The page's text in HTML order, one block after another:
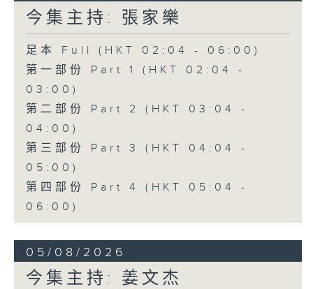
今集主持: 張家樂
足本 Full (HKT 02:04 - 06:00)
第一部份 Part 1 (HKT 02:04 -
03:00)
第二部份 Part 2 (HKT 03:04 -
04:00)
第三部份 Part 3 (HKT 04:04 -
05:00)
第四部份 Part 4 (HKT 05:04 -
06:00)
05/08/2026
今集主持: 姜文杰